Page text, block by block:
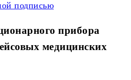
подписью
прибора
медицинских